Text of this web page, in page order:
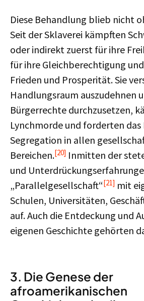
Diese Behandlung blieb nicht
Seit der Sklaverei kämpften
oder indirekt zuerst für ihre
für ihre Gleichberechtigung
Frieden und Prosperität. Sie
Handlungsraum auszudehnen
Bürgerrechte durchzusetzen,
Lynchmorde und forderten das
Segregation in allen
Bereichen.[20] Inmitten der
und
„Parallelgesellschaft“[21] mit
Schulen, Universitäten,
auf. Auch die Entdeckung und
eigenen Geschichte gehörten
3. Die Genese der
afroamerikanischen